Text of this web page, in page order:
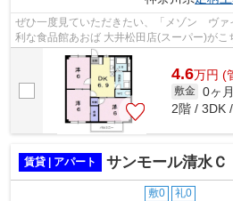
ぜひ一度見ていただきたい、「メゾン ヴァ
利な食品館あおば 大井松田店(スーパー)が
す。より詳しい情報や内見のご予約は...
4.6万円 (
敷金 0ヶ月
2階 / 3DK
賃貸 | アパート サンモール清水Ｃ
敷0 礼0